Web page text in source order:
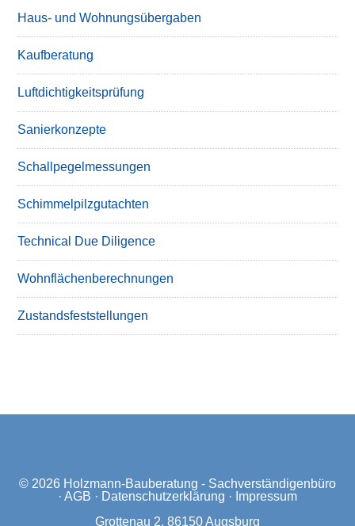
Haus- und Wohnungsübergaben
Kaufberatung
Luftdichtigkeitsprüfung
Sanierkonzepte
Schallpegelmessungen
Schimmelpilzgutachten
Technical Due Diligence
Wohnflächenberechnungen
Zustandsfeststellungen
© 2026 Holzmann-Bauberatung - Sachverständigenbüro
· AGB · Datenschutzerklärung · Impressum
Grottenau 2, 86150 Augsburg